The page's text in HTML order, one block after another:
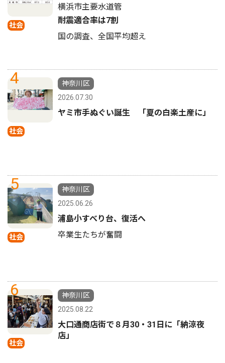
社会
横浜市主要水道管
耐震適合率は7割
国の調査、全国平均超え
4
社会
神奈川区
2026.07.30
ヤミ市手ぬぐい誕生 「夏の白楽土産に」
5
社会
神奈川区
2025.06.26
浦島小すべり台、復活へ
卒業生たちが奮闘
6
社会
神奈川区
2025.08.22
大口通商店街で８月30・31日に「納涼夜
店」